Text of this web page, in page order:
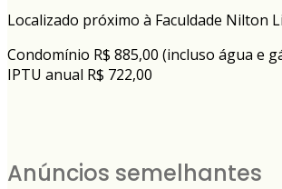
Localizado próximo à Faculdade Nilton
Condomínio R$ 885,00 (incluso água e
IPTU anual R$ 722,00
Anúncios semelhantes